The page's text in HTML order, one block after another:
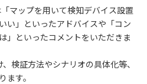
マップを用いて検知デバイス設置
い」といったアドバイスや「コン
」といったコメントをいただきま
検証方法やシナリオの具体化等、
す。